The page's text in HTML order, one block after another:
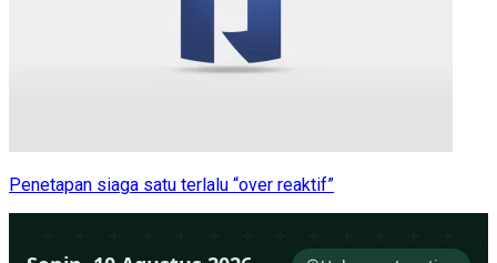
Penetapan siaga satu terlalu “over reaktif”